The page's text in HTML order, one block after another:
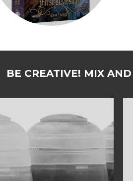
BE CREATIVE! MIX